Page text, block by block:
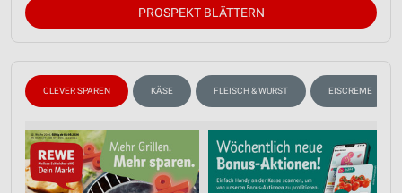
PROSPEKT BLÄTTERN
CLEVER SPAREN KÄSE FLEISCH & WURST EISCREME